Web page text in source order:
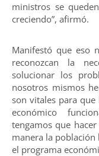
ministros se
creciendo”, afirmó.
Manifestó que eso
reconozcan la
solucionar los
nosotros mismos
son vitales para
económico
tengamos que
manera la población
el programa